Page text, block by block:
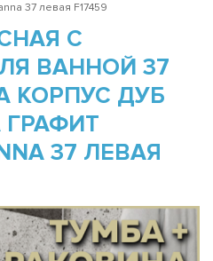
37 левая F17459
С
ВАННОЙ 37
КОРПУС ДУБ
37 ЛЕВАЯ